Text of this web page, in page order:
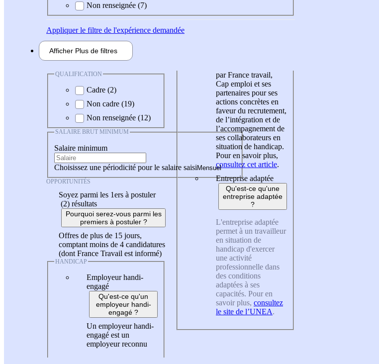
Non renseignée (7)
Appliquerle filtre de l'expérience demandée
Afficher Plus de filtres
QUALIFICATION
Cadre (2)
Non cadre (19)
Non renseignée (12)
SALAIRE BRUT MINIMUM
Salaire minimum
Choisissez une périodicité pour le salaire saisi
OPPORTUNITÉS
Soyez parmi les 1ers à postuler
(2) résultats
Pourquoi serez-vous parmi les
premiers à postuler ?
Offres de plus de 15 jours,
comptant moins de 4 candidatures
(dont France Travail est informé)
HANDICAP
Employeur handi-
engagé
Qu'est-ce qu'un
employeur handi-
engagé ?
Un employeur handi-
engagé est un
employeur reconnu
par France travail,
Cap emploi et ses
partenaires pour ses
actions concrètes en
faveur du recrutement,
de l’intégration et de
l’accompagnement de
ses collaborateurs en
situation de handicap.
Pour en savoir plus,
consultez cet article.
Entreprise adaptée
Qu'est-ce qu'une
entreprise adaptée
?
L'entreprise adaptée
permet à un travailleur
en situation de
handicap d'exercer
une activité
professionnelle dans
des conditions
adaptées à ses
capacités. Pour en
savoir plus, consultez
le site de l’UNEA.